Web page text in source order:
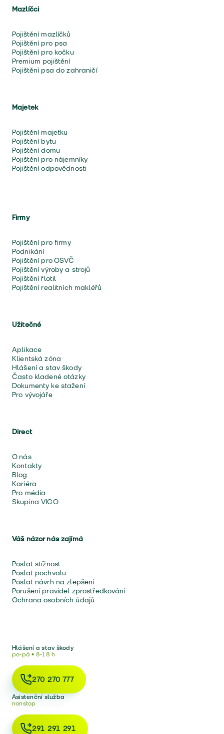
Mazlíčci
Pojištění mazlíčků
Pojištění pro psa
Pojištění pro kočku
Premium pojištění
Pojištění psa do zahraničí
Majetek
Pojištění majetku
Pojištění bytu
Pojištění domu
Pojištění pro nájemníky
Pojištění odpovědnosti
Firmy
Pojištění pro firmy
Podnikání
Pojištění pro OSVČ
Pojištění výroby a strojů
Pojištění flotil
Pojištění realitních makléřů
Užitečné
Aplikace
Klientská zóna
Hlášení a stav škody
Často kladené otázky
Dokumenty ke stažení
Pro vývojáře
Direct
O nás
Kontakty
Blog
Kariéra
Pro média
Skupina VIGO
Váš názor nás zajímá
Poslat stížnost
Poslat pochvalu
Poslat návrh na zlepšení
Porušení pravidel zprostředkování
Ochrana osobních údajů
Hlášení a stav škody
po-pá • 8-18 h
270 270 777
Asistenční služba
nonstop
291 291 291